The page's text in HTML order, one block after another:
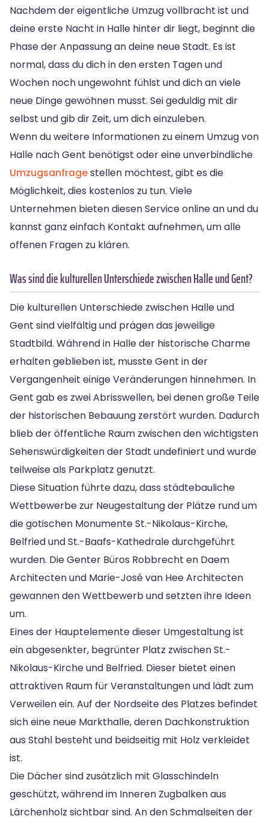
Nachdem der eigentliche Umzug vollbracht ist und
deine erste Nacht in Halle hinter dir liegt, beginnt die
Phase der Anpassung an deine neue Stadt. Es ist
normal, dass du dich in den ersten Tagen und
Wochen noch ungewohnt fühlst und dich an viele
neue Dinge gewöhnen musst. Sei geduldig mit dir
selbst und gib dir Zeit, um dich einzuleben.
Wenn du weitere Informationen zu einem Umzug von
Halle nach Gent benötigst oder eine unverbindliche
Umzugsanfragestellen möchtest, gibt es die
Möglichkeit, dies kostenlos zu tun. Viele
Unternehmen bieten diesen Service online an und du
kannst ganz einfach Kontakt aufnehmen, um alle
offenen Fragen zu klären.
Was sind die kulturellen Unterschiede zwischen Halle und Gent?
Die kulturellen Unterschiede zwischen Halle und
Gent sind vielfältig und prägen das jeweilige
Stadtbild. Während in Halle der historische Charme
erhalten geblieben ist, musste Gent in der
Vergangenheit einige Veränderungen hinnehmen. In
Gent gab es zwei Abrisswellen, bei denen große Teile
der historischen Bebauung zerstört wurden. Dadurch
blieb der öffentliche Raum zwischen den wichtigsten
Sehenswürdigkeiten der Stadt undefiniert und wurde
teilweise als Parkplatz genutzt.
Diese Situation führte dazu, dass städtebauliche
Wettbewerbe zur Neugestaltung der Plätze rund um
die gotischen Monumente St.-Nikolaus-Kirche,
Belfried und St.-Baafs-Kathedrale durchgeführt
wurden. Die Genter Büros Robbrecht en Daem
Architecten und Marie-José van Hee Architecten
gewannen den Wettbewerb und setzten ihre Ideen
um.
Eines der Hauptelemente dieser Umgestaltung ist
ein abgesenkter, begrünter Platz zwischen St.-
Nikolaus-Kirche und Belfried. Dieser bietet einen
attraktiven Raum für Veranstaltungen und lädt zum
Verweilen ein. Auf der Nordseite des Platzes befindet
sich eine neue Markthalle, deren Dachkonstruktion
aus Stahl besteht und beidseitig mit Holz verkleidet
ist.
Die Dächer sind zusätzlich mit Glasschindeln
geschützt, während im Inneren Zugbalken aus
Lärchenholz sichtbar sind. An den Schmalseiten der